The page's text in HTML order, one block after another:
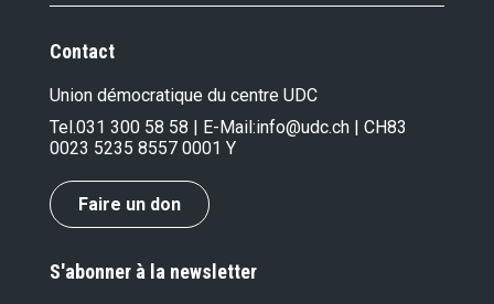
Contact
Union démocratique du centre UDC
Tel.031 300 58 58 | E-Mail:info@udc.ch | CH83
0023 5235 8557 0001 Y
Faire un don
S'abonner à la newsletter